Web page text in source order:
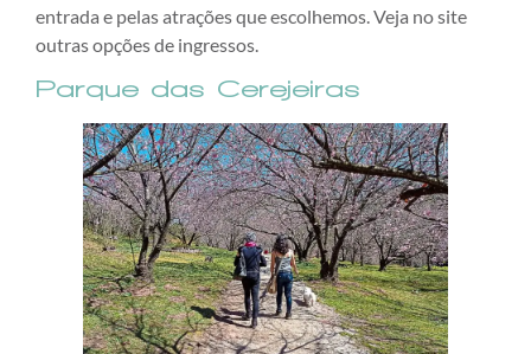
entrada e pelas atrações que escolhemos. Veja no site
outras opções de ingressos.
Parque das Cerejeiras